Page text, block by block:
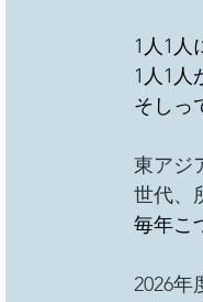
ことばのたまり場
その他イ
事務局/理事会
1人1人
1人1人
そしっ
東アジ
世代、
毎年こ
2026年